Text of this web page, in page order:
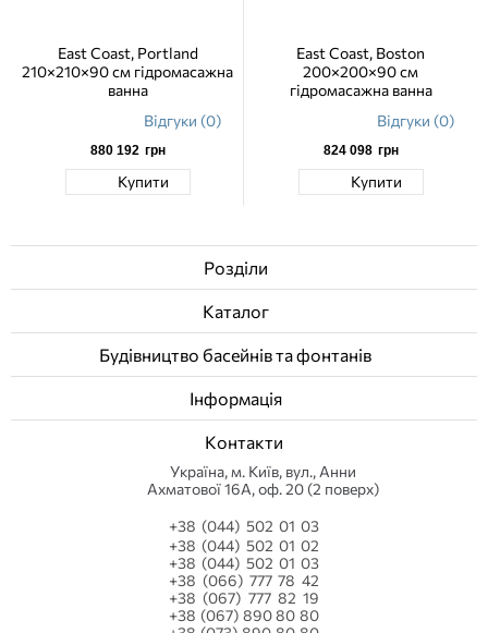
East Coast, Portland
210×210×90 см гідромасажна
ванна
Відгуки (0)
880 192 грн
Купити
East Coast, Boston
200×200×90 см
гідромасажна ванна
Відгуки (0)
824 098 грн
Купити
Розділи
Каталог
Будівництво басейнів та фонтанів
Інформація
Контакти
Українa, м. Київ, вул., Анни
Ахматової 16А, оф. 20 (2 поверх)
+38 (044) 502 01 03
+38 (044) 502 01 02
+38 (044) 502 01 03
+38 (066) 777 78 42
+38 (067) 777 82 19
+38 (067) 890 80 80